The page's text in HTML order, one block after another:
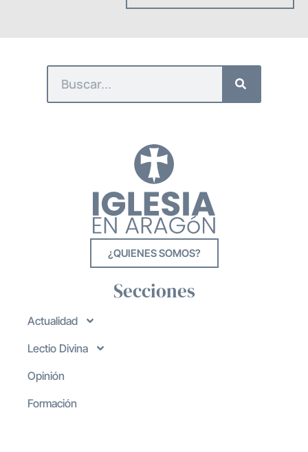
¿QUIENES SOMOS?
Secciones
Actualidad
Lectio Divina
Opinión
Formación